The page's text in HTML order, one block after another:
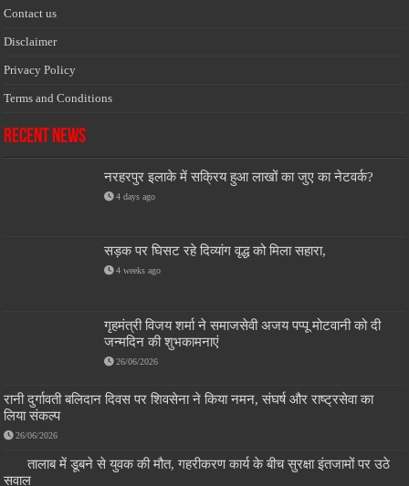
Contact us
Disclaimer
Privacy Policy
Terms and Conditions
Recent News
नरहरपुर इलाके में सक्रिय हुआ लाखों का जुए का नेटवर्क?
4 days ago
सड़क पर घिसट रहे दिव्यांग वृद्ध को मिला सहारा,
4 weeks ago
गृहमंत्री विजय शर्मा ने समाजसेवी अजय पप्पू मोटवानी को दी
जन्मदिन की शुभकामनाएं
26/06/2026
रानी दुर्गावती बलिदान दिवस पर शिवसेना ने किया नमन, संघर्ष और राष्ट्रसेवा का
लिया संकल्प
26/06/2026
तालाब में डूबने से युवक की मौत, गहरीकरण कार्य के बीच सुरक्षा इंतजामों पर उठे
सवाल